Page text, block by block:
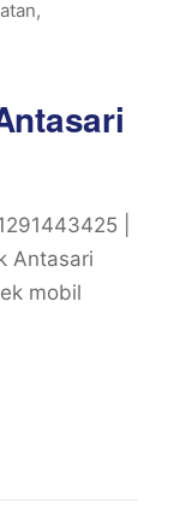
,
|
Antasari
mobil